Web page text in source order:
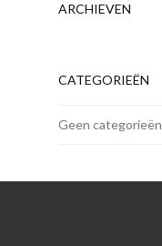
ARCHIEVEN
CATEGORIEËN
Geen categorieën